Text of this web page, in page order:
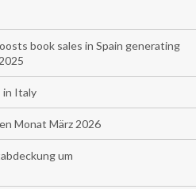
book sales in Spain generating
in Italy
Monat März 2026
um